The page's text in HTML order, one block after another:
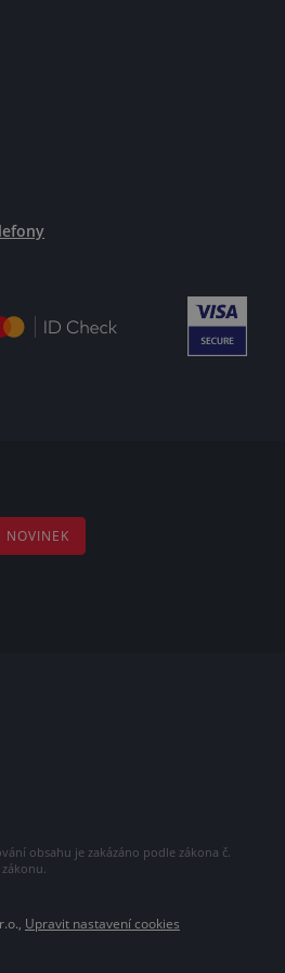
NOVINEK
obsahu je zakázáno podle zákona č.
Upravit nastavení cookies